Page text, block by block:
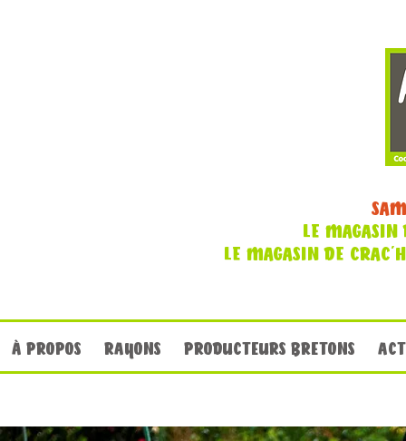
LE MAGASIN
LE MAGASIN DE
À PROPOS RAYONS PRODUCTEURS BRETONS